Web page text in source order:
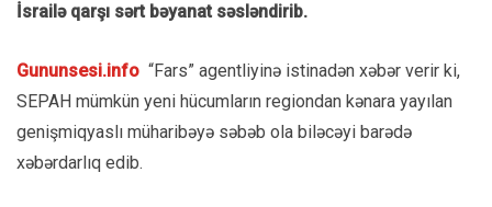
İsrailə qarşı sərt bəyanat səsləndirib.
Gununsesi.info “Fars” agentliyinə istinadən xəbər verir ki,
SEPAH mümkün yeni hücumların regiondan kənara yayılan
genişmiqyaslı müharibəyə səbəb ola biləcəyi barədə
xəbərdarlıq edib.